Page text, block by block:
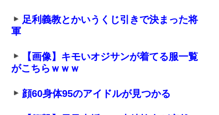
足利義教とかいうくじ引きで決まった将
軍
【画像】キモいオジサンが着てる服一覧
がこちらｗｗｗ
顔60身体95のアイドルが見つかる